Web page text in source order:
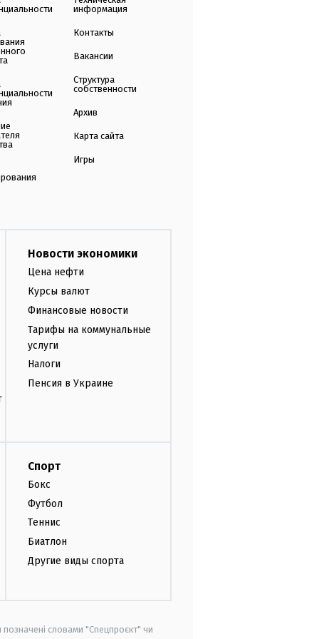
информация
Контакты
Вакансии
Структура
собственности
Архив
Карта сайта
Игры
Новости экономики
Цена нефти
Курсы валют
Финансовые новости
Тарифы на коммунальные
услуги
Налоги
Пенсия в Украине
Спорт
Бокс
Футбол
Теннис
Биатлон
Другие виды спорта
позначені словами "Спецпроєкт" чи